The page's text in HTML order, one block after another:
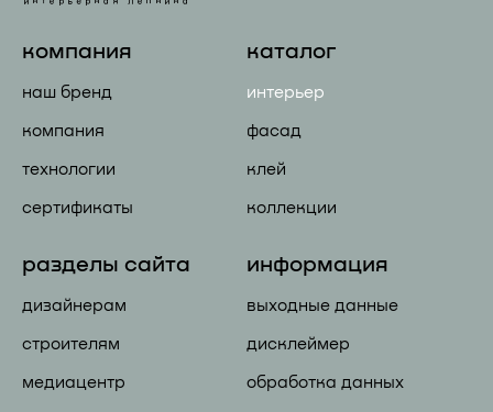
компания
наш бренд
компания
технологии
сертификаты
каталог
интерьер
фасад
клей
коллекции
разделы сайта
дизайнерам
строителям
медиацентр
информация
выходные данные
дисклеймер
обработка данных